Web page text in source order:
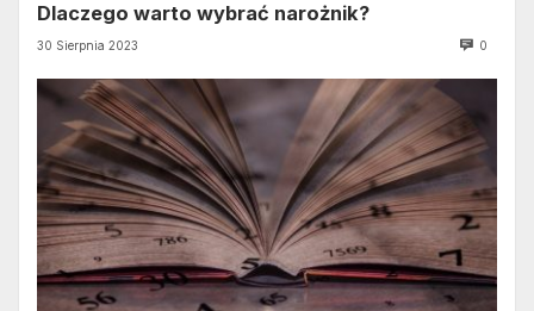
Dlaczego warto wybrać narożnik?
30 Sierpnia 2023 0